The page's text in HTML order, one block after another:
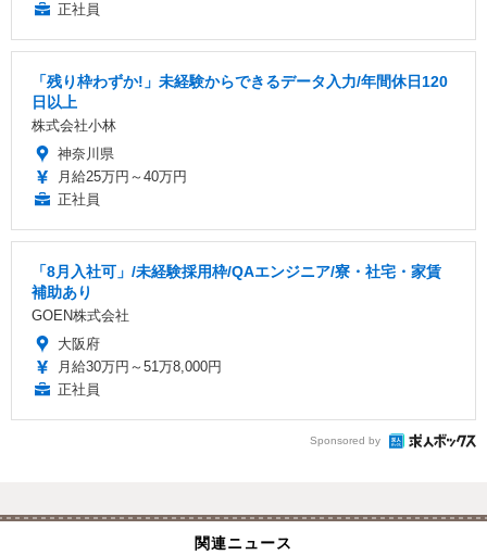
正社員
「残り枠わずか!」未経験からできるデータ入力/年間休日120
日以上
株式会社小林
神奈川県
月給25万円～40万円
正社員
「8月入社可」/未経験採用枠/QAエンジニア/寮・社宅・家賃
補助あり
GOEN株式会社
大阪府
月給30万円～51万8,000円
正社員
Sponsored by
関連ニュース